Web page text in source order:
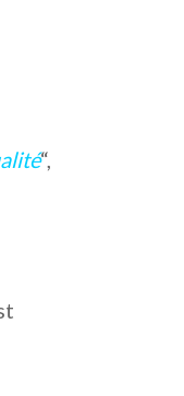
“,